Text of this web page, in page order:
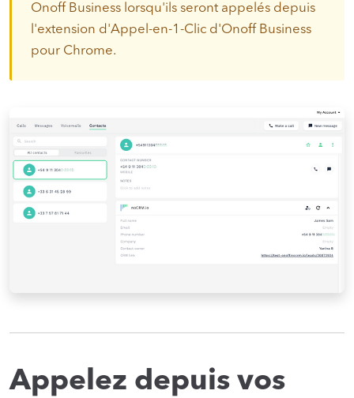
Onoff Business lorsqu'ils seront appelés depuis
l'extension d'Appel-en-1-Clic d'Onoff Business
pour Chrome.
Appelez depuis vos